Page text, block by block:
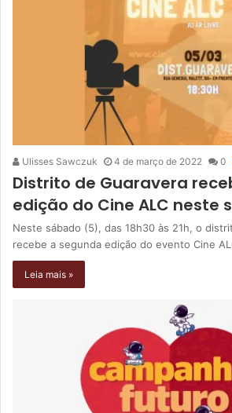
Ulisses Sawczuk 4 de março de 2022 0
Distrito de Guaravera
edição do Cine ALC neste
Neste sábado (5), das 18h30 às 21h, o
recebe a segunda edição do evento Cine
Leia mais »